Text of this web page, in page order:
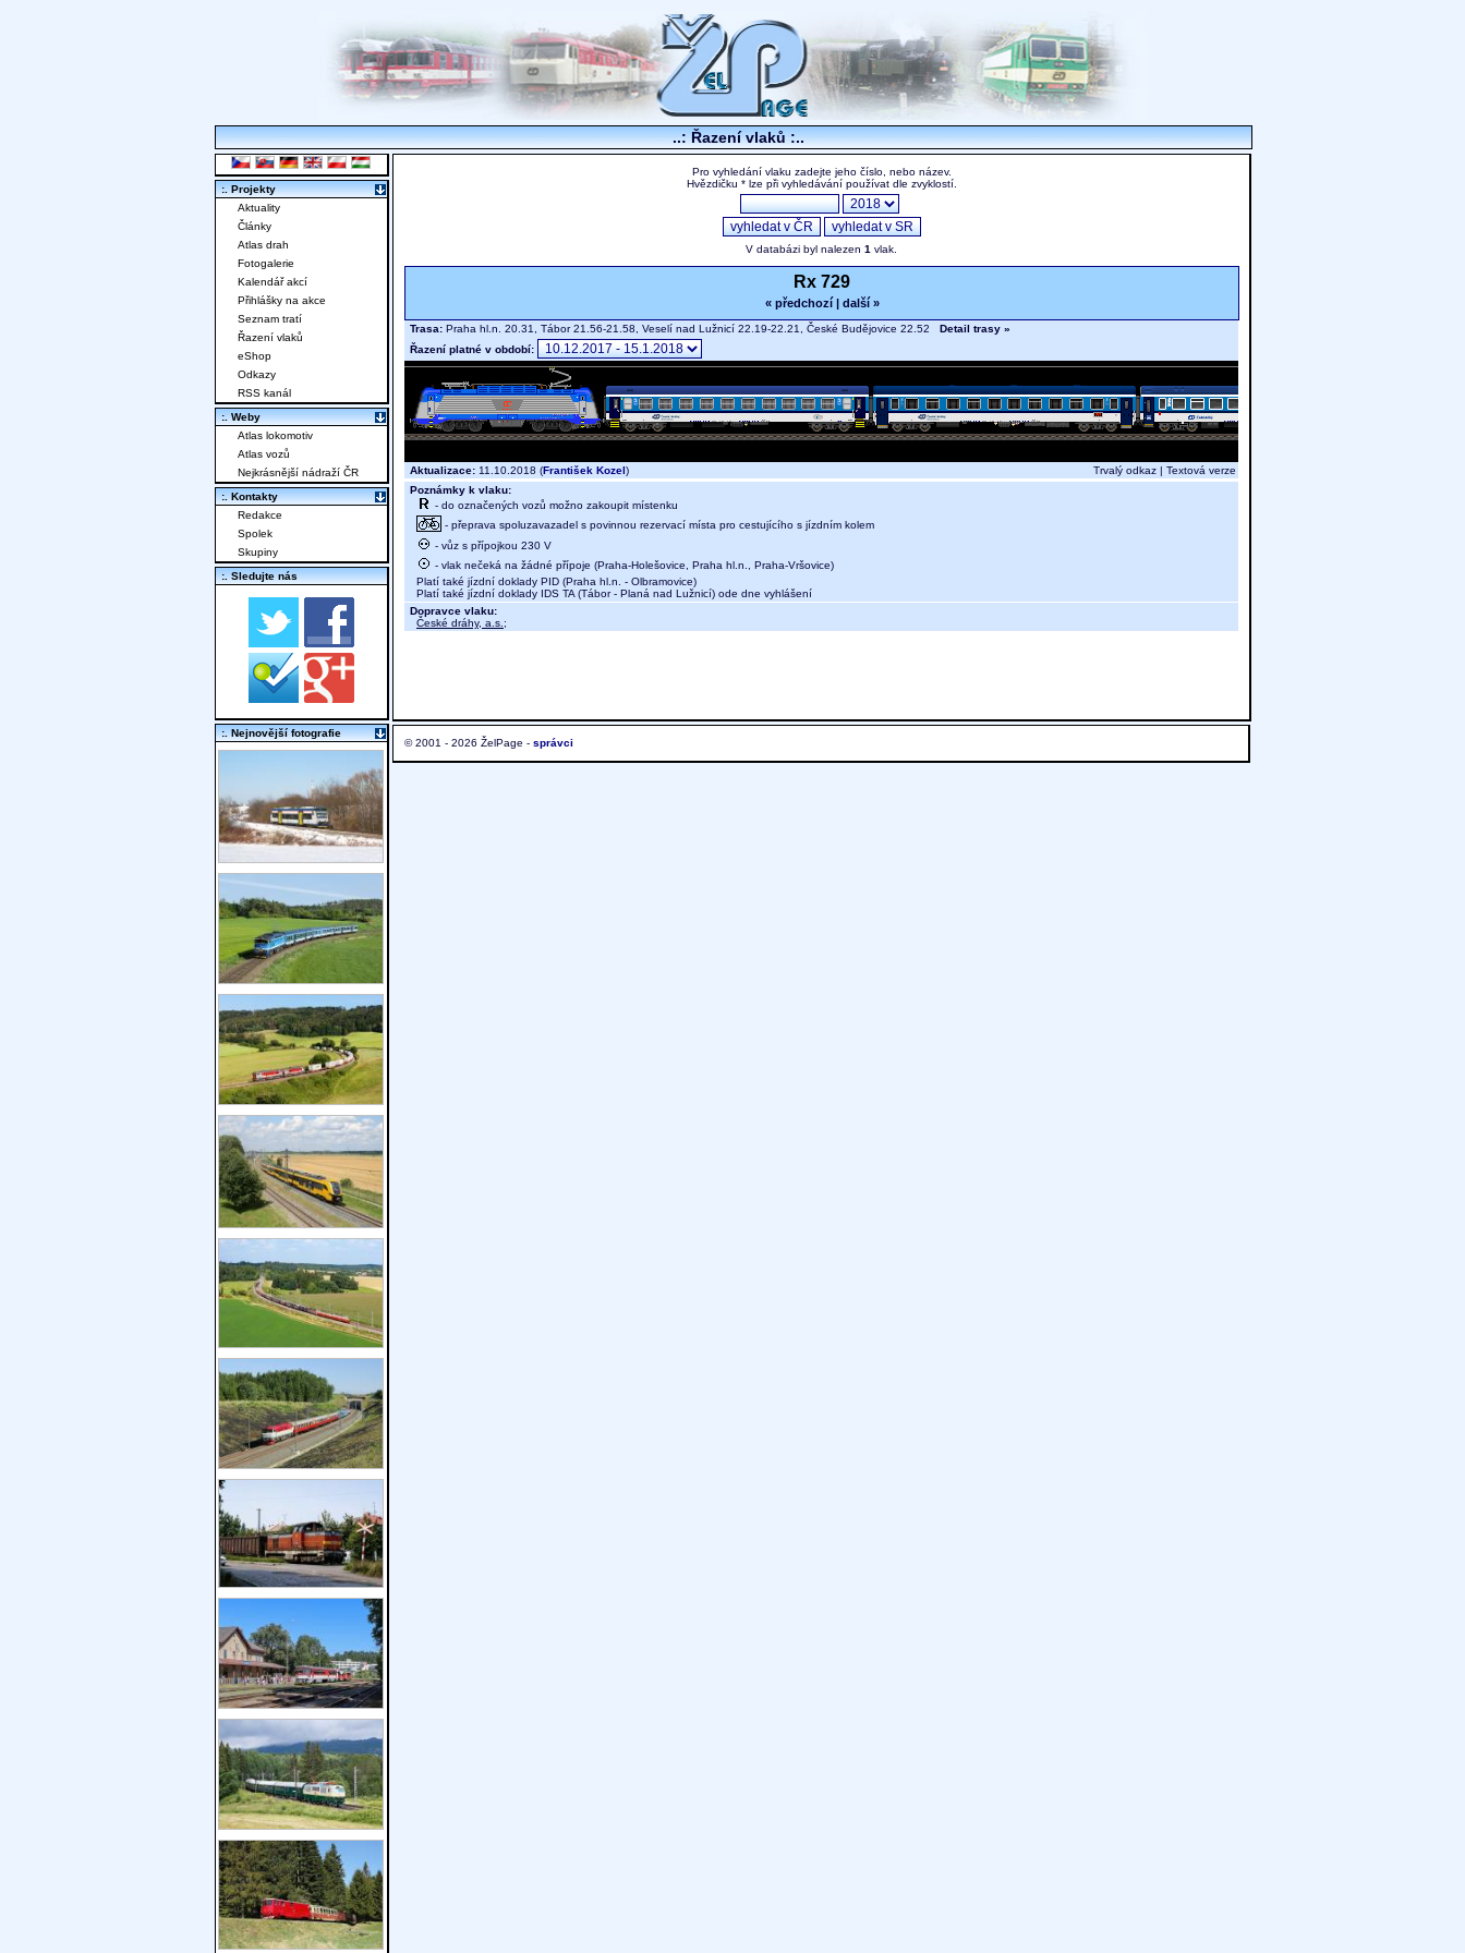
..: Řazení vlaků :..
Pro vyhledání vlaku zadejte jeho číslo, nebo název.
Hvězdičku * lze při vyhledávání používat dle zvyklostí.
V databázi byl nalezen 1 vlak.
Rx 729
« předchozí| další »
Trasa: Praha hl.n. 20.31, Tábor 21.56-21.58, Veselí nad Lužnicí 22.19-22.21, České Budějovice 22.52 Detail trasy »
Řazení platné v období:
Aktualizace: 11.10.2018 (František Kozel) Trvalý odkaz | Textová verze
Poznámky k vlaku:
- do označených vozů možno zakoupit místenku
- přeprava spoluzavazadel s povinnou rezervací místa pro cestujícího s jízdním kolem
- vůz s přípojkou 230 V
- vlak nečeká na žádné přípoje (Praha-Holešovice, Praha hl.n., Praha-Vršovice)
Platí také jízdní doklady PID (Praha hl.n. - Olbramovice)
Platí také jízdní doklady IDS TA (Tábor - Planá nad Lužnicí) ode dne vyhlášení
Dopravce vlaku:
České dráhy, a.s. ;
© 2001 - 2026 ŽelPage - správci
:. Projekty
Aktuality
Články
Atlas drah
Fotogalerie
Kalendář akcí
Přihlášky na akce
Seznam tratí
Řazení vlaků
eShop
Odkazy
RSS kanál
:. Weby
Atlas lokomotiv
Atlas vozů
Nejkrásnější nádraží ČR
:. Kontakty
Redakce
Spolek
Skupiny
:. Sledujte nás
:. Nejnovější fotografie